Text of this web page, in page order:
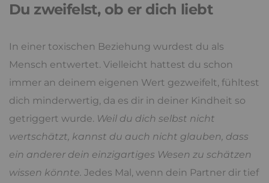
Du zweifelst, ob er dich liebt
In einer toxischen Beziehung wurdest du als
Mensch entwertet. Vielleicht hattest du schon
immer an deinem eigenen Wert gezweifelt, fühltest
dich minderwertig, da es dir in deiner Kindheit so
getriggert wurde. Weil du dich selbst nicht
wertschätzt, kannst du auch nicht glauben, dass
ein anderer dein einzigartiges Wesen zu schätzen
wissen könnte. Jedes Mal, wenn dein Partner dir tief